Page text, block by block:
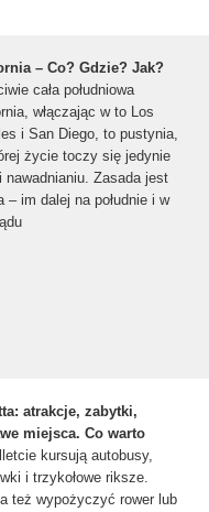
– Co? Gdzie? Jak?
cała południowa
włączając w to Los
i San Diego, to pustynia,
życie toczy się jedynie
nawadnianiu. Zasada jest
– im dalej na południe i w
atrakcje, zabytki,
miejsca. Co warto
kursują autobusy,
i trzykołowe riksze.
też wypożyczyć rower lub